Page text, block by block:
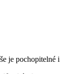
je pochopitelné i